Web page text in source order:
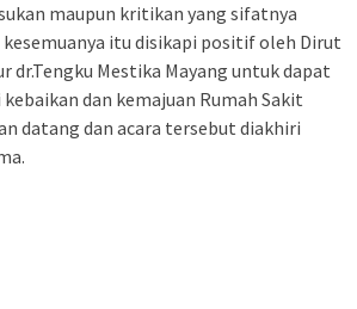
maupun kritikan yang sifatnya
itu disikapi positif oleh Dirut
dr.Tengku Mestika Mayang untuk dapat
dan kemajuan Rumah Sakit
datang dan acara tersebut diakhiri